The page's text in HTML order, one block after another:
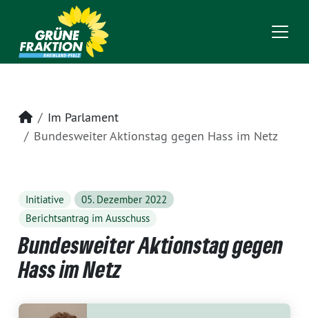
Startseite
Im Parlament
Bundesweiter Aktionstag gegen Hass im Netz
Initiative
05. Dezember 2022
Berichtsantrag im Ausschuss
Bundesweiter Aktionstag gegen
Hass im Netz